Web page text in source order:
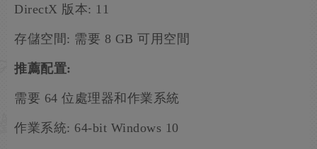
DirectX 版本: 11
存儲空間: 需要 8 GB 可用空間
推薦配置:
需要 64 位處理器和作業系統
作業系統: 64-bit Windows 10